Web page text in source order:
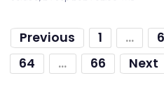
Previous 1 ...
64
... 66 Next